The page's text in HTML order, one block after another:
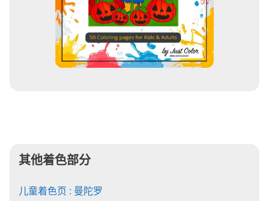
其他着色部分
儿童着色页 : 曼陀罗